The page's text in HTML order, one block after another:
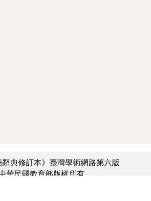
辭典修訂本》臺灣學術網路第六版
華民國教育部版權所有